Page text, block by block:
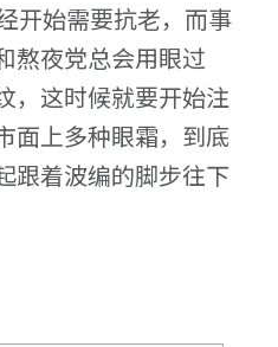
开始需要抗老，而事
熬夜党总会用眼过
，这时候就要开始注
面上多种眼霜，到底
跟着波编的脚步往下